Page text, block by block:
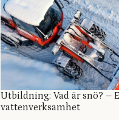
Utbildning: Vad är snö? –
vattenverksamhet